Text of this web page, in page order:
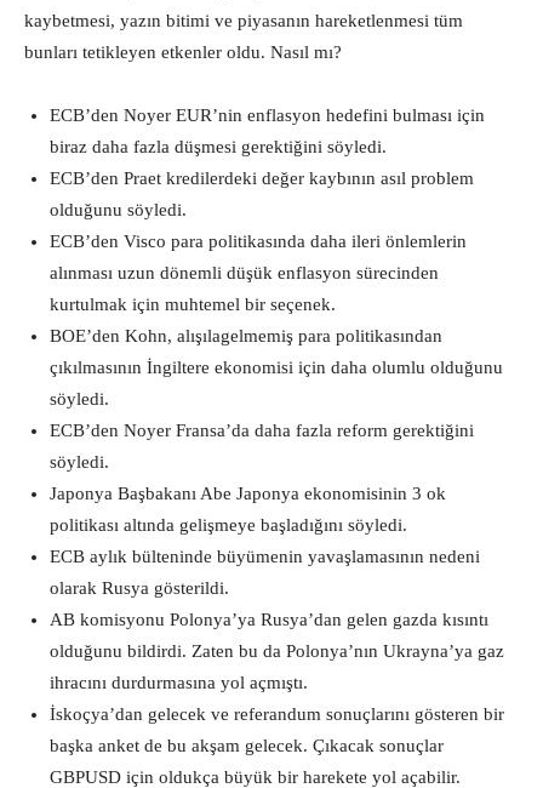
kaybetmesi, yazın bitimi ve piyasanın hareketlenmesi tüm
bunları tetikleyen etkenler oldu. Nasıl mı?
ECB’den Noyer EUR’nin enflasyon hedefini bulması için
biraz daha fazla düşmesi gerektiğini söyledi.
ECB’den Praet kredilerdeki değer kaybının asıl problem
olduğunu söyledi.
ECB’den Visco para politikasında daha ileri önlemlerin
alınması uzun dönemli düşük enflasyon sürecinden
kurtulmak için muhtemel bir seçenek.
BOE’den Kohn, alışılagelmemiş para politikasından
çıkılmasının İngiltere ekonomisi için daha olumlu olduğunu
söyledi.
ECB’den Noyer Fransa’da daha fazla reform gerektiğini
söyledi.
Japonya Başbakanı Abe Japonya ekonomisinin 3 ok
politikası altında gelişmeye başladığını söyledi.
ECB aylık bülteninde büyümenin yavaşlamasının nedeni
olarak Rusya gösterildi.
AB komisyonu Polonya’ya Rusya’dan gelen gazda kısıntı
olduğunu bildirdi. Zaten bu da Polonya’nın Ukrayna’ya gaz
ihracını durdurmasına yol açmıştı.
İskoçya’dan gelecek ve referandum sonuçlarını gösteren bir
başka anket de bu akşam gelecek. Çıkacak sonuçlar
GBPUSD için oldukça büyük bir harekete yol açabilir.